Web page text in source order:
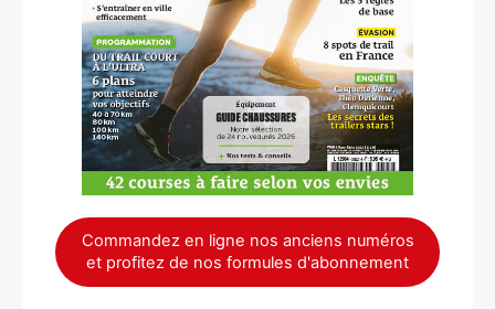
Commandez en ligne nos anciens numéros
et profitez de nos formules d'abonnement
×